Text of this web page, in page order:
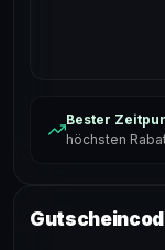
Bester
höchsten